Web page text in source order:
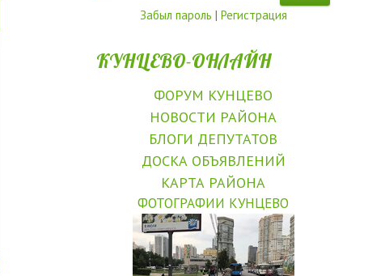
Забыл пароль | Регистрация
КУНЦЕВО-ОНЛАЙН
ФОРУМ КУНЦЕВО
НОВОСТИ РАЙОНА
БЛОГИ ДЕПУТАТОВ
ДОСКА ОБЪЯВЛЕНИЙ
КАРТА РАЙОНА
ФОТОГРАФИИ КУНЦЕВО